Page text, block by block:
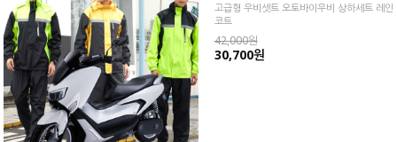
고급형 우비셋트 오토바이우비 상하세트 레인
코트
42,000원
30,700원